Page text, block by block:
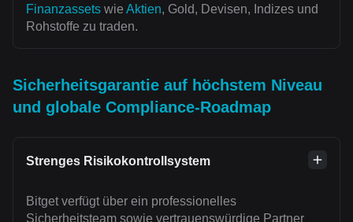
Finanzassets wie Aktien, Gold, Devisen, Indizes und
Rohstoffe zu traden.
Sicherheitsgarantie auf höchstem Niveau
und globale Compliance-Roadmap
Strenges Risikokontrollsystem
Bitget verfügt über ein professionelles
Sicherheitsteam sowie vertrauenswürdige Partner